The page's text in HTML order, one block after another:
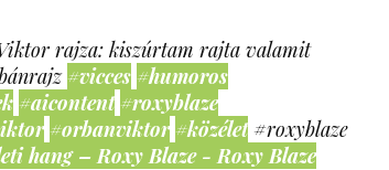
rajza: kiszúrtam rajta valamit
#vicces #humoros
#aicontent #roxyblaze
#orbanviktor #közélet #roxyblaze
hang – Roxy Blaze - Roxy Blaze